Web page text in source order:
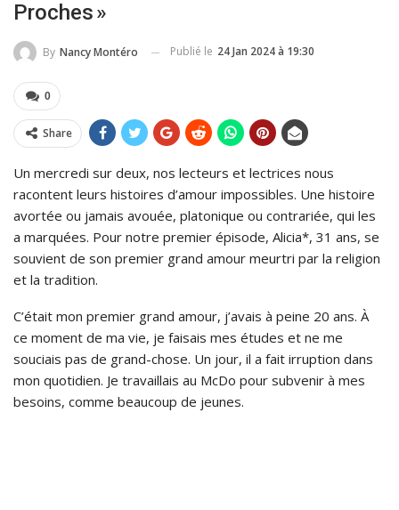
Proches »
By Nancy Montéro Publié le 24 Jan 2024 à 19:30
0
Share
Un mercredi sur deux, nos lecteurs et lectrices nous
racontent leurs histoires d’amour impossibles. Une histoire
avortée ou jamais avouée, platonique ou contrariée, qui les
a marquées. Pour notre premier épisode, Alicia*, 31 ans, se
souvient de son premier grand amour meurtri par la religion
et la tradition.
C’était mon premier grand amour, j’avais à peine 20 ans. À
ce moment de ma vie, je faisais mes études et ne me
souciais pas de grand-chose. Un jour, il a fait irruption dans
mon quotidien. Je travaillais au McDo pour subvenir à mes
besoins, comme beaucoup de jeunes.